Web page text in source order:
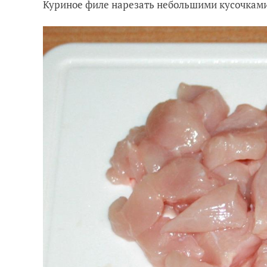
Куриное филе нарезать небольшими